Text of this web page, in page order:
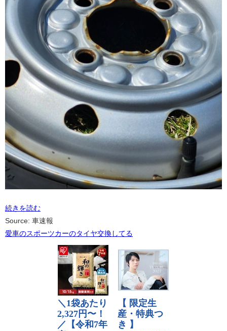
続きを読む
Source: 車速報
愛車のスポーツカーのタイヤ交換してる